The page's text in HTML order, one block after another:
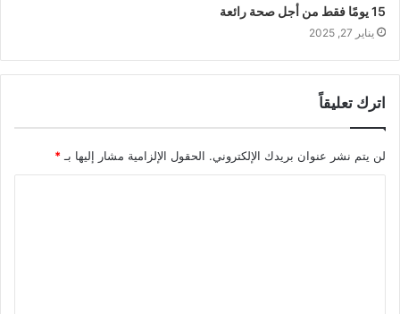
15 يومًا فقط من أجل صحة رائعة
يناير 27, 2025
اترك تعليقاً
لن يتم نشر عنوان بريدك الإلكتروني. الحقول الإلزامية مشار إليها بـ *